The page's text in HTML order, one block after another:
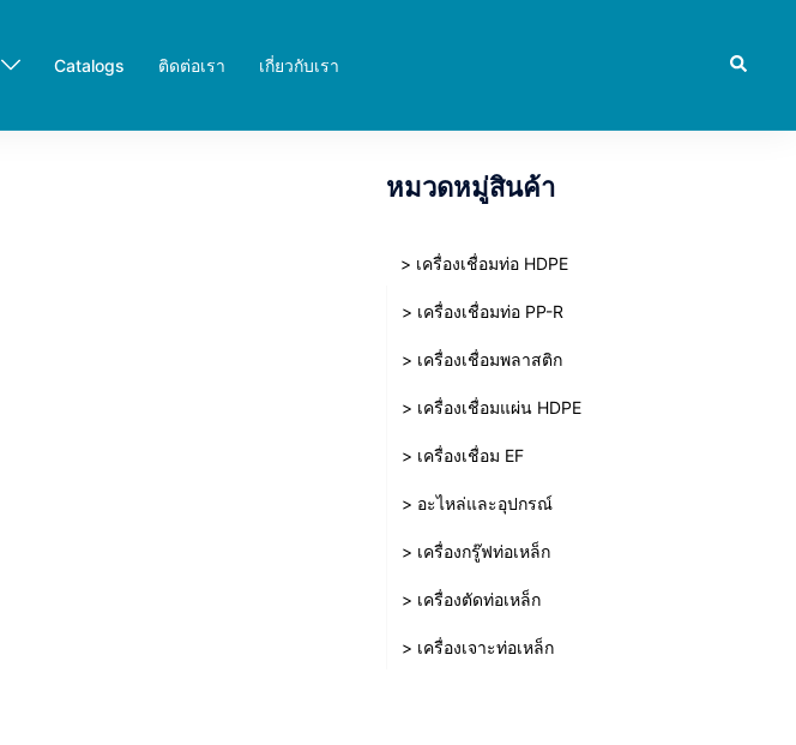
Catalogs ติดต่อเรา เกี่ยวกับเรา Search
หมวดหมู่สินค้า
> เครื่องเชื่อมท่อ HDPE
> เครื่องเชื่อมท่อ PP-R
> เครื่องเชื่อมพลาสติก
> เครื่องเชื่อมแผ่น HDPE
> เครื่องเชื่อม EF
> อะไหล่และอุปกรณ์
> เครื่องกรู๊ฟท่อเหล็ก
> เครื่องตัดท่อเหล็ก
> เครื่องเจาะท่อเหล็ก